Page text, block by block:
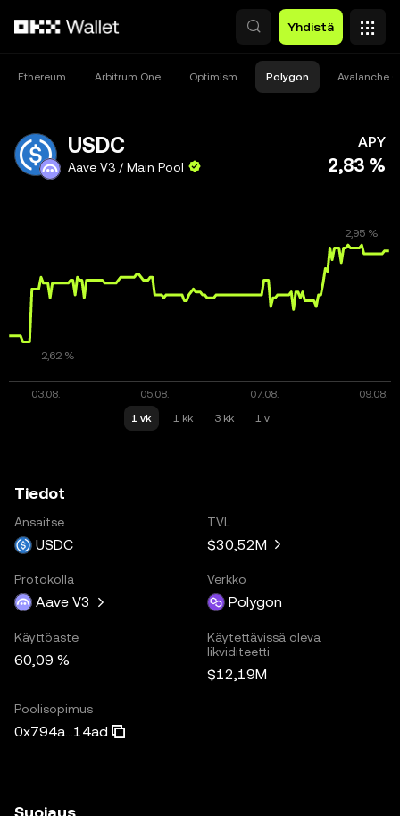
Yhdistä
Ethereum Arbitrum One Optimism Polygon Avalanche C
USDC
Aave V3 / Main Pool
APY
2,83 %
1 vk 1 kk 3 kk 1 v
Tiedot
Ansaitse
USDC
TVL
$30,52M
Protokolla
Aave V3
Verkko
Polygon
Käyttöaste
60,09 %
Käytettävissä oleva
likviditeetti
$12,19M
Poolisopimus
0x794a...14ad
Suojaus